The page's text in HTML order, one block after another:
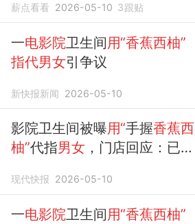
薪点看看 2026-05-10 3跟贴
一电影院卫生间用“香蕉西柚”
指代男女引争议
新快报新闻 2026-05-10
影院卫生间被曝用“手握香蕉西
柚”代指男女，门店回应：已撤
现代快报 2026-05-10
一电影院卫生间用“香蕉西柚”